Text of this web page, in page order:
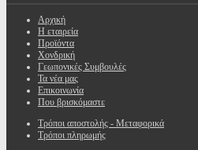
Αρχική
Η εταιρεία
Προϊόντα
Χονδρική
Γεωπονικές Συμβουλές
Τα νέα μας
Επικοινωνία
Που βρισκόμαστε
Τρόποι αποστολής - Μεταφορικά
Τρόποι πληρωμής